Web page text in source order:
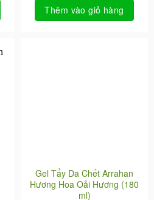
Thêm vào giỏ hàng
Gel Tẩy Da Chết Arrahan
Hương Hoa Oải Hương (180
ml)